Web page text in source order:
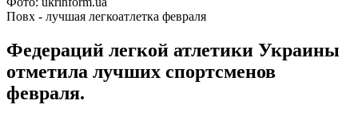
Повх - лучшая легкоатлетка февраля
Федераций легкой атлетики Украины
отметила лучших спортсменов
февраля.